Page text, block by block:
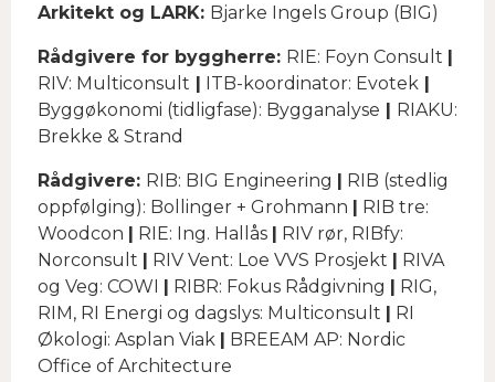
Arkitekt og LARK: Bjarke Ingels Group (BIG)
Rådgivere for byggherre: RIE: Foyn Consult |
RIV: Multiconsult | ITB-koordinator: Evotek |
Byggøkonomi (tidligfase): Bygganalyse | RIAKU:
Brekke & Strand
Rådgivere: RIB: BIG Engineering | RIB (stedlig
oppfølging): Bollinger + Grohmann | RIB tre:
Woodcon | RIE: Ing. Hallås | RIV rør, RIBfy:
Norconsult | RIV Vent: Loe VVS Prosjekt | RIVA
og Veg: COWI | RIBR: Fokus Rådgivning | RIG,
RIM, RI Energi og dagslys: Multiconsult | RI
Økologi: Asplan Viak | BREEAM AP: Nordic
Office of Architecture